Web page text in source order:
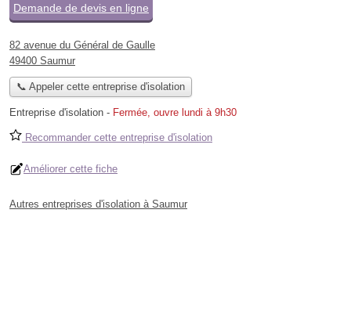
Demande de devis en ligne
82 avenue du Général de Gaulle
49400 Saumur
📞 Appeler cette entreprise d'isolation
Entreprise d'isolation - Fermée, ouvre lundi à 9h30
Recommander cette entreprise d'isolation
Améliorer cette fiche
Autres entreprises d'isolation à Saumur